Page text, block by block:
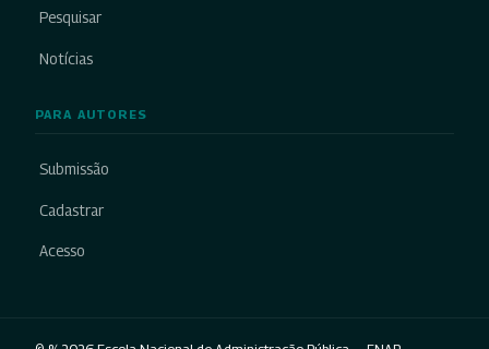
Pesquisar
Notícias
PARA AUTORES
Submissão
Cadastrar
Acesso